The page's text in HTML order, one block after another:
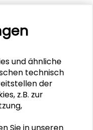
und ähnliche
technisch
der
z.B. zur